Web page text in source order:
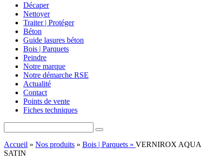
Décaper
Nettoyer
Traiter | Protéger
Béton
Guide lasures béton
Bois | Parquets
Peindre
Notre marque
Notre démarche RSE
Actualité
Contact
Points de vente
Fiches techniques
Accueil » Nos produits » Bois | Parquets » VERNIROX AQUA
SATIN